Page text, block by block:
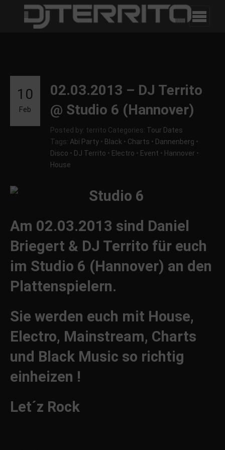
02.03.2013 – DJ Territo
@ Studio 6 (Hannover)
Posted by: territo Categories: Tour Dates
Tags: Abi Party • Black • Charts • Dannenberg •
Disco • DJ Territo • Electro • Event • Hannover •
House
10
Feb
Am 02.03.2013 sind Daniel
Briegert & DJ Territo für euch
im Studio 6 (Hannover) an den
Plattenspielern.
Sie werden euch mit House,
Electro, Mainstream, Charts
und Black Music so richtig
einheizen !
Let´z Rock